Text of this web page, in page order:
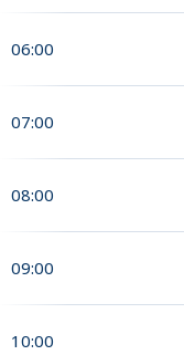
06:00
07:00
08:00
09:00
10:00